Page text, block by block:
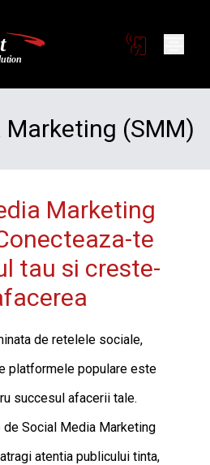
(SMM)
Marketing
te
tau si creste-
de retelele sociale,
platformele populare este
succesul afacerii tale.
Social Media Marketing
atentia publicului tinta,